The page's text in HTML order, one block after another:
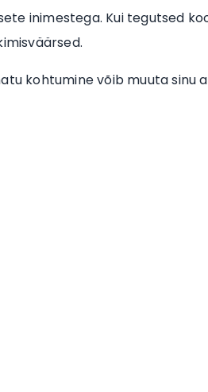
inimestega. Kui tegutsed
kohtumine võib muuta sinu